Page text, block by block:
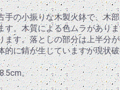
手の小振りな木製火鉢で、木
す。木質による色ムラがあり
ます。落としの部分は上半分
的に錆が生じていますが現状
。